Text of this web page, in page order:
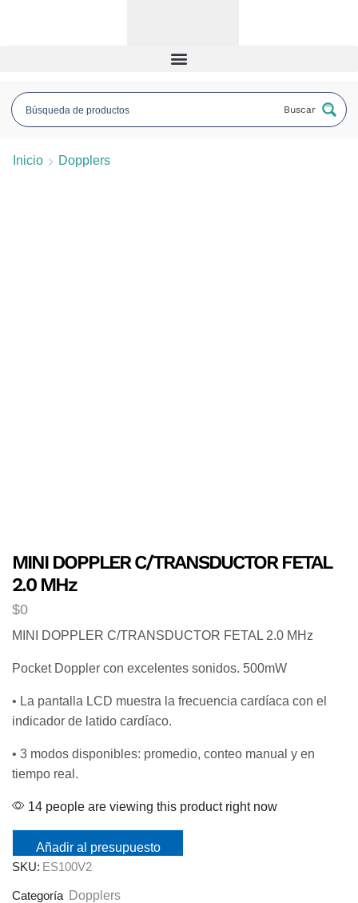
Buscar
Inicio Dopplers
MINI DOPPLER C/TRANSDUCTOR FETAL
2.0 MHz
$0
MINI DOPPLER C/TRANSDUCTOR FETAL 2.0 MHz
Pocket Doppler con excelentes sonidos. 500mW
• La pantalla LCD muestra la frecuencia cardíaca con el
indicador de latido cardíaco.
• 3 modos disponibles: promedio, conteo manual y en
tiempo real.
14 people are viewing this product right now
Añadir al presupuesto
SKU: ES100V2
Categoría Dopplers